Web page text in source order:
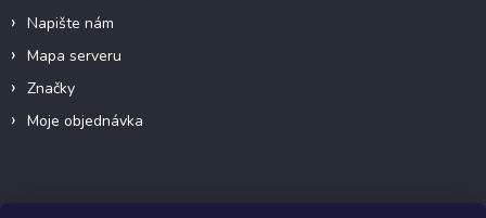
Napište nám
Mapa serveru
Značky
Moje objednávka